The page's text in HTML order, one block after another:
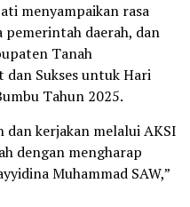
menyampaikan rasa
pemerintah daerah, dan
Tanah
dan Sukses untuk Hari
Tahun 2025.
dan kerjakan melalui AKSI
dengan mengharap
Muhammad SAW,”